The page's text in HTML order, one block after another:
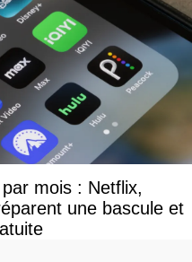
mois : Netflix,
une bascule et